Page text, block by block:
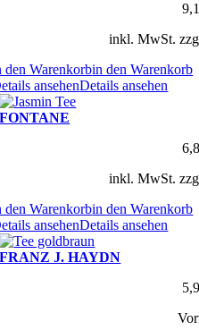
inkl. MwSt.
den Warenkorbin den Warenkorb
ansehenDetails ansehen
FONTANE
inkl. MwSt.
den Warenkorbin den Warenkorb
ansehenDetails ansehen
FRANZ J. HAYDN